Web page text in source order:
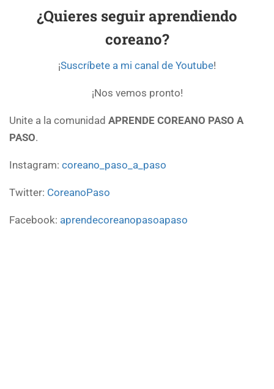
¿Quieres seguir aprendiendo
coreano?
¡Suscríbete a mi canal de Youtube!
¡Nos vemos pronto!
Unite a la comunidad APRENDE COREANO PASO A
PASO.
Instagram: coreano_paso_a_paso
Twitter: CoreanoPaso
Facebook: aprendecoreanopasoapaso